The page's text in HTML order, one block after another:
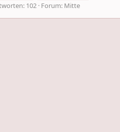
102 Forum: Mitte